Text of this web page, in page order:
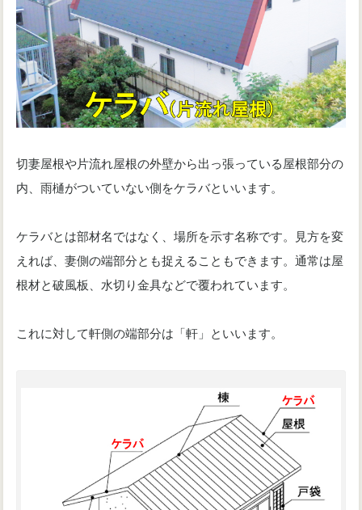
切妻屋根や片流れ屋根の外壁から出っ張っている屋根部分の
内、雨樋がついていない側をケラバといいます。
ケラバとは部材名ではなく、場所を示す名称です。見方を変
えれば、妻側の端部分とも捉えることもできます。通常は屋
根材と破風板、水切り金具などで覆われています。
これに対して軒側の端部分は「軒」といいます。